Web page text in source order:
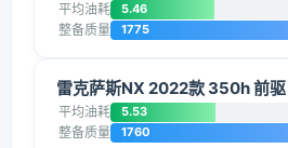
平均油耗 5.46
整备质量 1775
雷克萨斯NX 2022款 350h 前驱
平均油耗 5.53
整备质量 1760